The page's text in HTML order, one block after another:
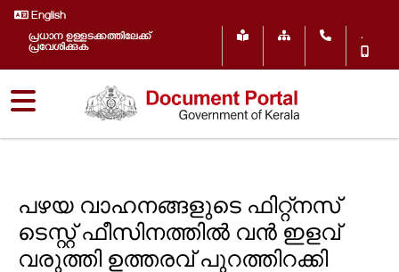
English
പ്രധാന ഉള്ളടക്കത്തിലേക്ക്
പ്രവേശിക്കുക
.
പഴയ വാഹനങ്ങളുടെ ഫിറ്റ്‌നസ്
ടെസ്റ്റ് ഫീസിനത്തിൽ വൻ ഇളവ്
വരുത്തി ഉത്തരവ് പുറത്തിറക്കി